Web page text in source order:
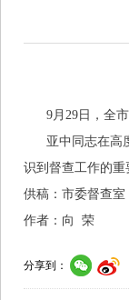
9月29日，全
亚中同志在高
识到督查工作的
供稿：市委督查室
作者：向 荣
分享到：